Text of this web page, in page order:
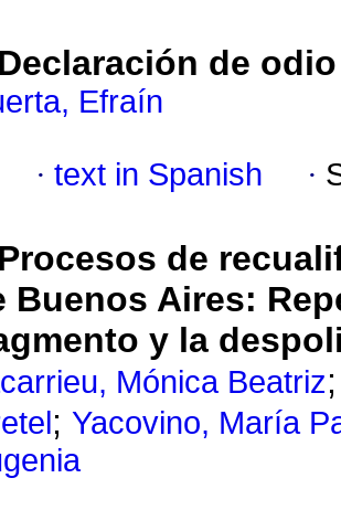
Declaración de
Efraín
· text in Spanish ·
Procesos de
Buenos Aires:
y la
Mónica Beatriz
; Yacovino, María